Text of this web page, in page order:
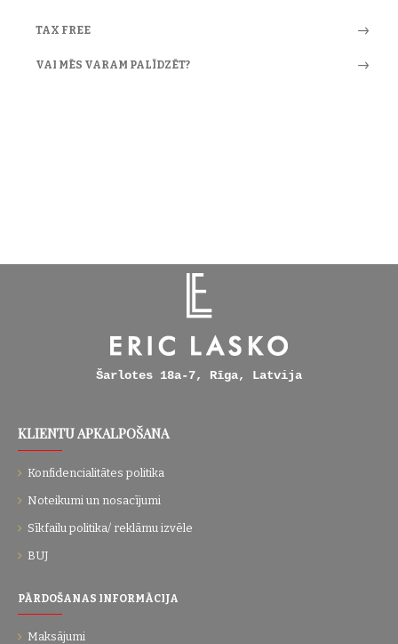
TAX FREE
VAI MĒS VARAM PALĪDZĒT?
Šarlotes 18a-7, Rīga, Latvija
KLIENTU APKALPOŠANA
Konfidencialitātes politika
Noteikumi un nosacījumi
Sīkfailu politika/ reklāmu izvēle
BUJ
PĀRDOŠANAS INFORMĀCIJA
Maksājumi